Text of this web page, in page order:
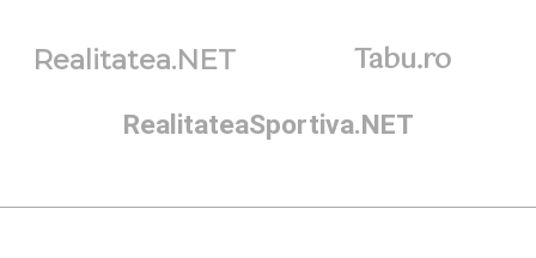
Realitatea.NET Tabu.ro
RealitateaSportiva.NET